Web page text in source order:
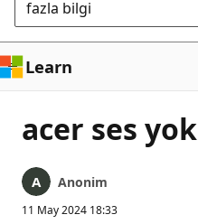
fazla bilgi
Learn
acer ses yok
Anonim
11 May 2024 18:33